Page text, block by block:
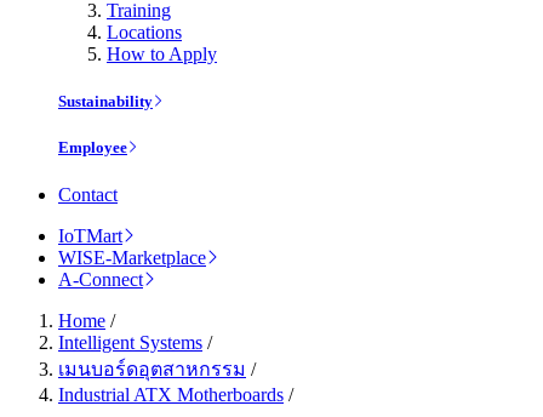
Training
Locations
How to Apply
Sustainability
Employee
Contact
IoTMart
WISE-Marketplace
A-Connect
Home /
Intelligent Systems /
เมนบอร์ดอุตสาหกรรม /
Industrial ATX Motherboards /